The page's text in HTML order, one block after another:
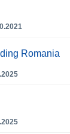
Romania